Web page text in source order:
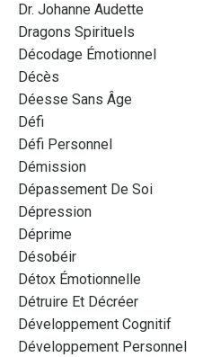
Dr. Johanne Audette
Dragons Spirituels
Décodage Émotionnel
Décès
Déesse Sans Âge
Défi
Défi Personnel
Démission
Dépassement De Soi
Dépression
Déprime
Désobéir
Détox Émotionnelle
Détruire Et Décréer
Développement Cognitif
Développement Personnel